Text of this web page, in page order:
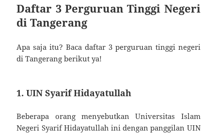
Daftar 3 Perguruan Tinggi Negeri
di Tangerang
Apa saja itu? Baca daftar 3 perguruan tinggi negeri
di Tangerang berikut ya!
1. UIN Syarif Hidayatullah
Beberapa orang menyebutkan Universitas Islam
Negeri Syarif Hidayatullah ini dengan panggilan UIN